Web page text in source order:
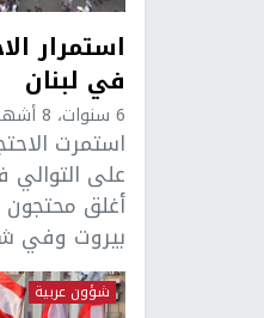
استمرار
في لبنان
6 سنوات، 8 أشهر ago
على التوالي
أغلق
بيروت وفي
شؤون عربية